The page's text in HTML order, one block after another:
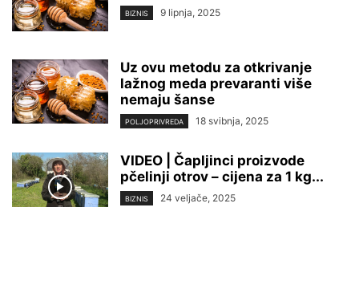
BIZNIS 9 lipnja, 2025
Uz ovu metodu za otkrivanje
lažnog meda prevaranti više
nemaju šanse
POLJOPRIVREDA 18 svibnja, 2025
VIDEO | Čapljinci proizvode
pčelinji otrov – cijena za 1 kg...
BIZNIS 24 veljače, 2025